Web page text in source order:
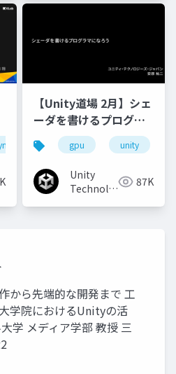
【Unity道場 2月】シェ
ーダを書けるプログラ
マになろう
gpu unity
Unity
Technologies 87K
から先端的な開発まで 工
学院におけるUnityの活
学 メディア学部 教授 三